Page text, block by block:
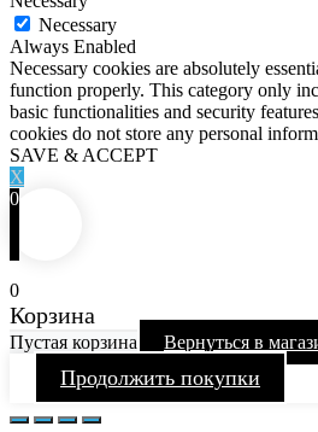
Necessary
Always Enabled
Necessary cookies are absolutely
function properly. This category only
basic functionalities and security
cookies do not store any personal
SAVE & ACCEPT
X
0
0
Корзина
Пустая корзина Вернуться в
Продолжить покупки